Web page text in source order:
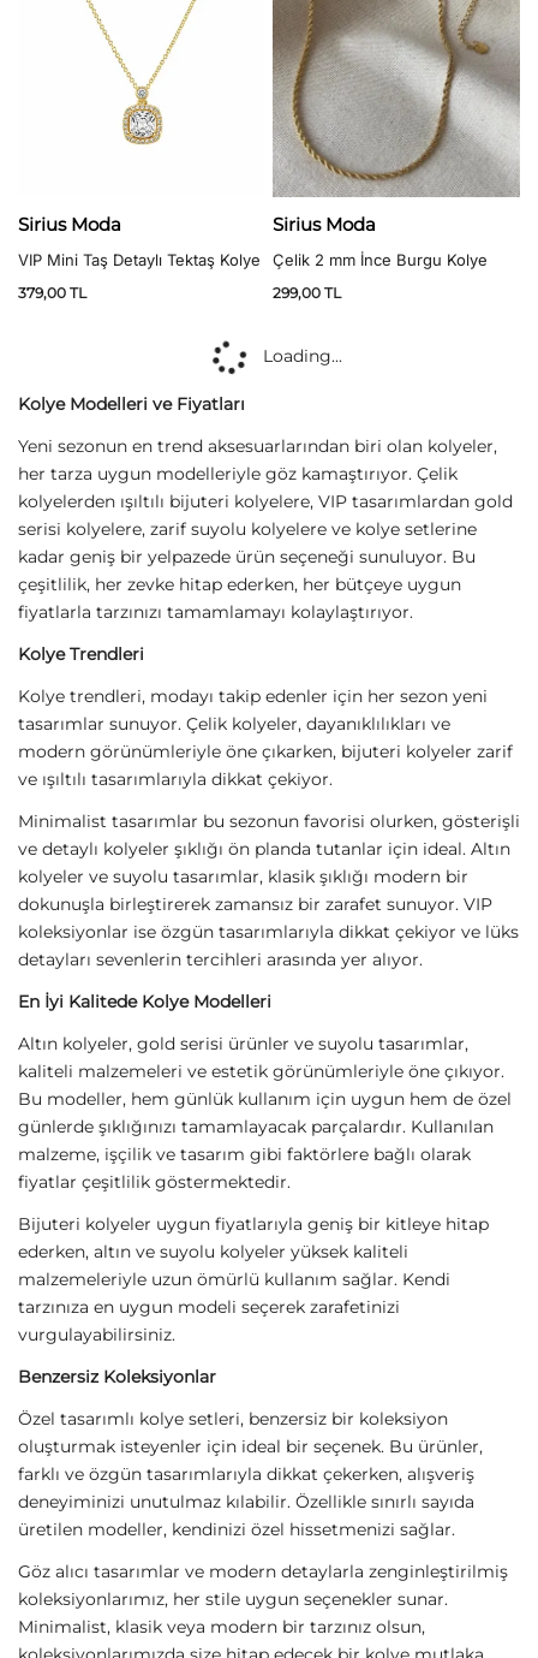
Sirius Moda
VIP Mini Taş Detaylı Tektaş Kolye
379,00 TL
Sirius Moda
Çelik 2 mm İnce Burgu Kolye
299,00 TL
Sirius Moda
Çelik Üç Renk Silindir Kolye
349,00
Sirius Moda
Çelik Silver Mavili Badem Kolye
349,00TL
Sirius Moda
Çelik Silver Mineli Blue Kolye
TL
Sirius Moda
Çelik İkili Nazarlı Yonca Kolye
Sirius Moda
349,00TL
Sirius Moda
349,00TL
Sirius Moda
VIP Ezme Pul Kolye
Sirius Moda
VIP Balık – Balina Kolye
379,00TL